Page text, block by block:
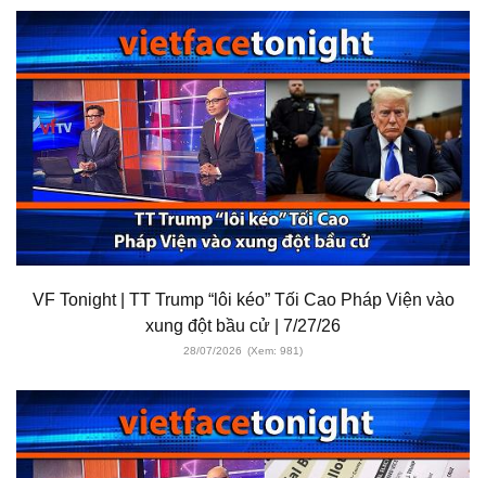
VF Tonight | TT Trump “lôi kéo” Tối Cao Pháp Viện vào
xung đột bầu cử | 7/27/26
28/07/2026 (Xem: 981)